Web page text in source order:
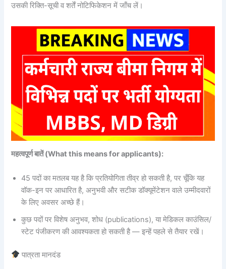
उसकी रिक्ति-सूची व शर्तें नोटिफिकेशन में जाँच लें।
महत्वपूर्ण बातें (What this means for applicants):
45 पदों का मतलब यह है कि प्रतियोगिता तीव्र हो सकती है, पर चूँकि यह
वॉक-इन पर आधारित है, अनुभवी और सटीक डॉक्यूमेंटेशन वाले उम्मीदवारों
के लिए अवसर अच्छे हैं।
कुछ पदों पर विशेष अनुभव, शोध (publications), या मेडिकल काउंसिल/
स्टेट पंजीकरण की आवश्यकता हो सकती है — इन्हें पहले से तैयार रखें।
पात्रता मानदंड